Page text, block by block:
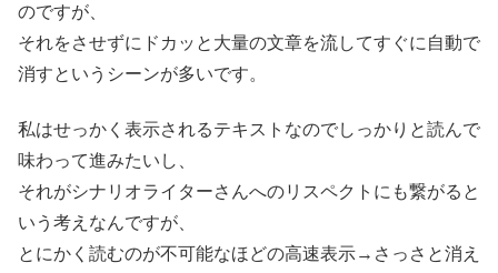
のですが、
それをさせずにドカッと大量の文章を流してすぐに自動で
消すというシーンが多いです。
私はせっかく表示されるテキストなのでしっかりと読んで
味わって進みたいし、
それがシナリオライターさんへのリスペクトにも繋がると
いう考えなんですが、
とにかく読むのが不可能なほどの高速表示→さっさと消え